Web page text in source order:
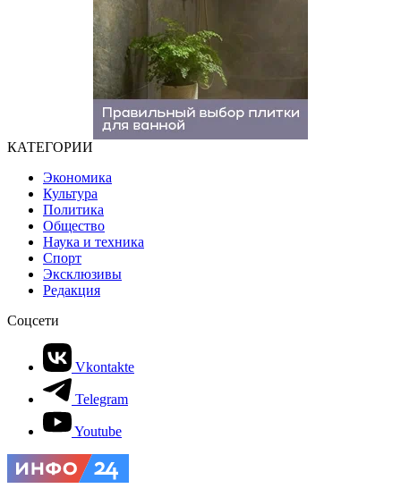
КАТЕГОРИИ
Экономика
Культура
Политика
Общество
Наука и техника
Спорт
Эксклюзивы
Редакция
Соцсети
Vkontakte
Telegram
Youtube